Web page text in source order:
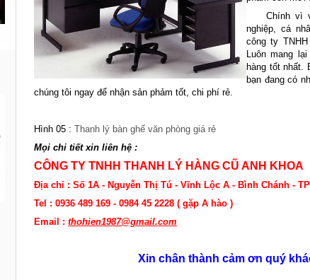
Chính vì
nghiệp, cá
công ty
Luôn mang
hàng tốt nhất.
bạn đang có
chúng tôi ngay để nhận sản phảm tốt, chi phí rẻ.
Hình 05 : Thanh lý bàn ghế văn phòng giá rẻ
Mọi chi tiết xin liên hệ :
CÔNG TY TNHH THANH LÝ HÀNG CŨ ANH KHOA
Địa chỉ : Số 1A - Nguyễn Thị Tú - Vĩnh Lộc A - Bình Chánh -
Tel : 0936 489 169 - 0984 45 2228 ( gặp A hào )
Email : thohien1987@gmail.com
Xin chân thành cảm ơn quý